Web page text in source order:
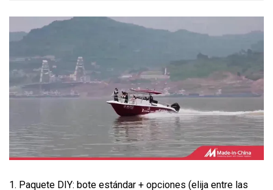
1. Paquete DIY: bote estándar + opciones (elija entre las